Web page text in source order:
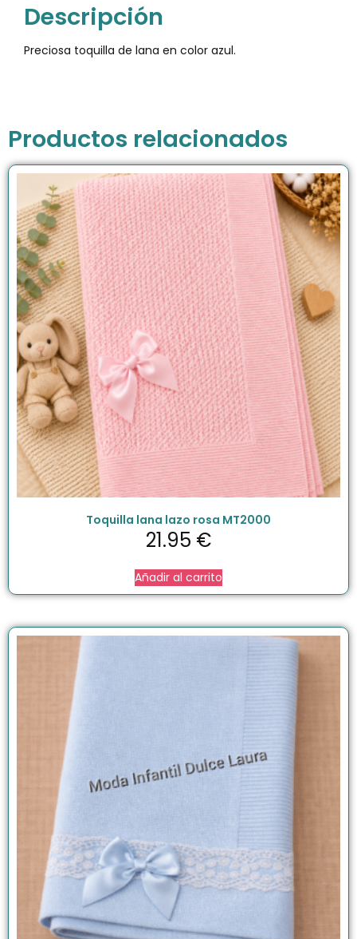
Descripción
Preciosa toquilla de lana en color azul.
Productos relacionados
Toquilla lana lazo rosa MT2000
21.95 €
Añadir al carrito